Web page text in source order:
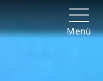
Menü